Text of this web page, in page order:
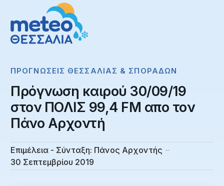
ΠΡΟΓΝΏΣΕΙΣ ΘΕΣΣΑΛΊΑΣ & ΣΠΟΡΆΔΩΝ
Πρόγνωση καιρού 30/09/19
στον ΠΟΛΙΣ 99,4 FM απο τον
Πάνο Αρχοντή
Επιμέλεια - Σύνταξη: Πάνος Αρχοντής
30 Σεπτεμβρίου 2019